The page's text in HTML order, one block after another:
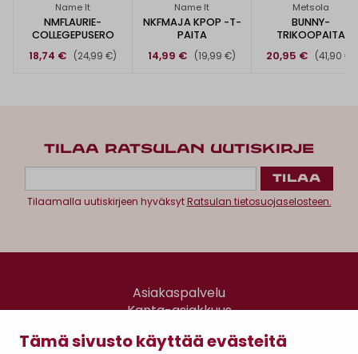
Tämä sivusto käyttää evästeitä
Name It
NMFLAURIE-
COLLEGEPUSERO
18,74 €
(24,99 €)
Name It
NKFMAJA KPOP -T-
PAITA
14,99 €
(19,99 €)
Metsola
BUNNY-
TRIKOOPAITA
20,95 €
(41,90 €)
TILAA RATSULAN UUTISKIRJE
Tilaamalla uutiskirjeen hyväksytRatsulan tietosuojaselosteen.
Asiakaspalvelu
Kanta-asiakkuus
Gomee Ratsula Café